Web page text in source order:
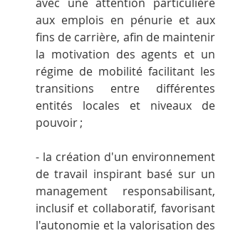
aux emplois en pénurie et aux
fins de carrière, afin de maintenir
la motivation des agents et un
régime de mobilité facilitant les
transitions entre différentes
entités locales et niveaux de
pouvoir ;
- la création d'un environnement
de travail inspirant basé sur un
management responsabilisant,
inclusif et collaboratif, favorisant
l'autonomie et la valorisation des